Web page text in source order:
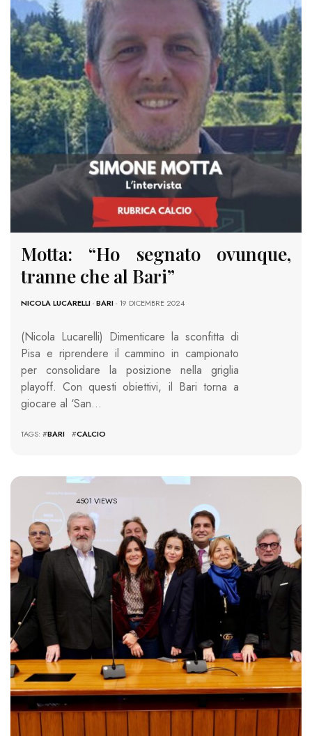
Motta: “Ho segnato ovunque,
tranne che al Bari”
NICOLA LUCARELLI-BARI- 19 DICEMBRE 2024
(Nicola Lucarelli) Dimenticare la sconfitta di
Pisa e riprendere il cammino in campionato
per consolidare la posizione nella griglia
playoff. Con questi obiettivi, il Bari torna a
giocare al ‘San…
TAGS: #BARI #CALCIO
4501 VIEWS